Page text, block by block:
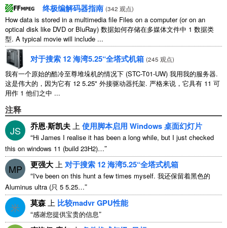
终极编解码器指南 (342 观点)
How data is stored in a multimedia file Files on a computer(or on an
optical disk like DVD or BluRay) 数据如何存储在多媒体文件中 1 数据类
型. A typical movie will include ...
对于搜索 12 海湾5.25“全塔式机箱 (245 观点)
我有一个原始的酷冷至尊堆垛机的情况下 (STC-T01-UW) 我用我的服务器.
这是伟大的，因为它有 12 5.25" 外接驱动器托架. 严格来说，它具有 11 可
用作 1 他们之中 ...
注释
JS 乔恩·斯凯夫 上 使用脚本启用 Windows 桌面幻灯片
“Hi James I realise it has been a long while, but I just checked
this on windows 11 (build 23H2)…”
MP 更强大 上 对于搜索 12 海湾5.25“全塔式机箱
“I've been on this hunt a few times myself. 我还保留着黑色的
Aluminus ultra (只 5 5.25…”
米 莫森 上 比较madvr GPU性能
“感谢您提供宝贵的信息”